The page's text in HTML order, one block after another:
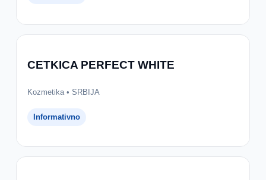
CETKICA PERFECT WHITE
Kozmetika • SRBIJA
Informativno